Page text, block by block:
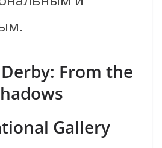
From the
Gallery